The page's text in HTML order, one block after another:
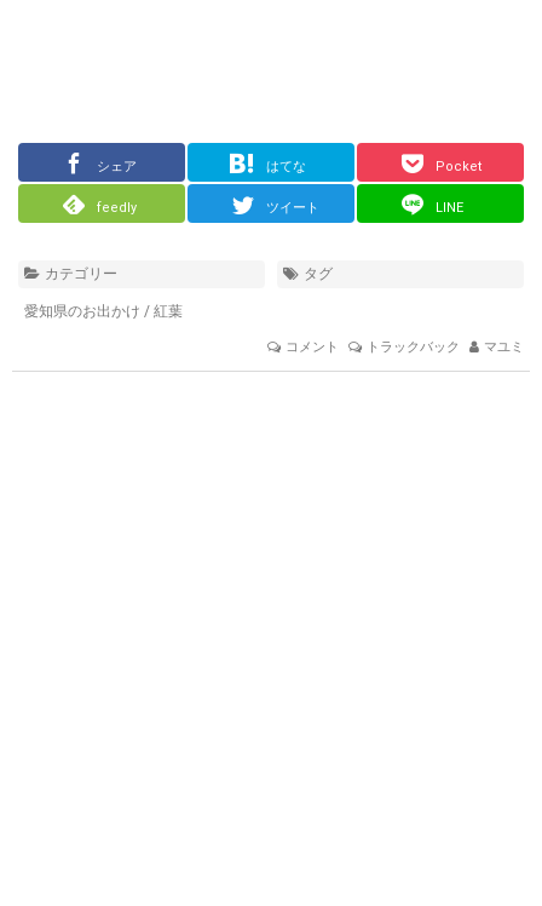
シェア はてな Pocket
feedly ツイート LINE
カテゴリー
愛知県のお出かけ / 紅葉
タグ
コメント トラックバック マユミ